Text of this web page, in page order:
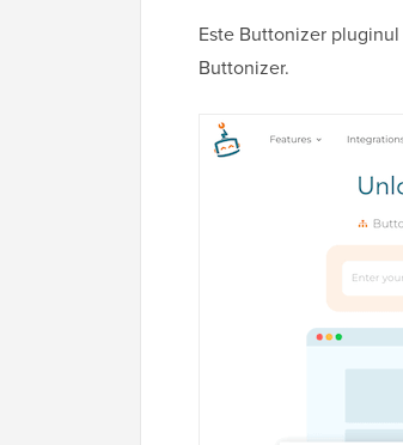
Este Buttonizer
Buttonizer.